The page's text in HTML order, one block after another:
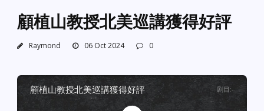
顧植山教授北美巡講獲得好評
Raymond 06 Oct 2024 0
顧植山教授北美巡講獲得好評 剧目 :-